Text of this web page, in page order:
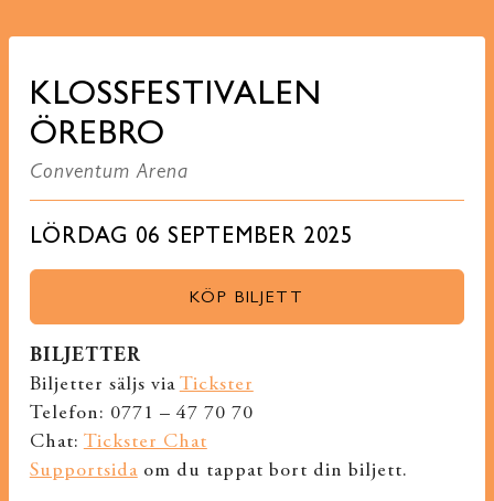
KLOSSFESTIVALEN
ÖREBRO
Conventum Arena
LÖRDAG 06 SEPTEMBER 2025
KÖP BILJETT
BILJETTER
Biljetter säljs via Tickster
Telefon: 0771 – 47 70 70
Chat: Tickster Chat
Supportsidaom du tappat bort din biljett.